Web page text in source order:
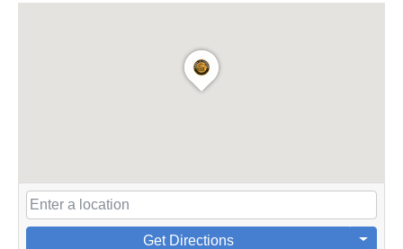
Get Directions